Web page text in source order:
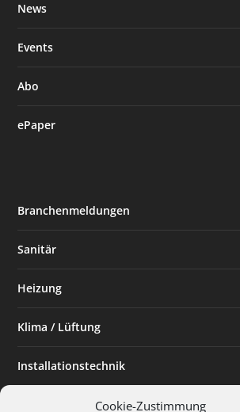
Cookie-Zustimmung
News
Events
Abo
ePaper
Branchenmeldungen
Sanitär
Heizung
Klima / Lüftung
Installationstechnik
Planen & Bauen